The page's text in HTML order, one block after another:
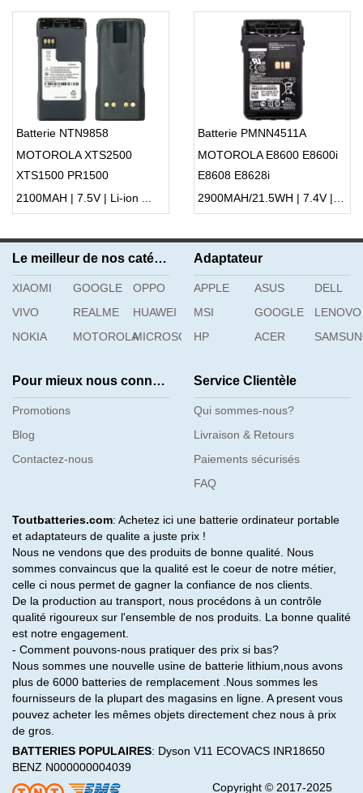
Batterie NTN9858
MOTOROLA XTS2500
XTS1500 PR1500
2100MAH | 7.5V | Li-ion ...
Batterie PMNN4511A
MOTOROLA E8600 E8600i
E8608 E8628i
2900MAH/21.5WH | 7.4V | Li-ion ...
Le meilleur de nos catégories
XIAOMI GOOGLE
OPPO
VIVO
REALME
HUAWEI
NOKIA
MOTOROLAMICROSOFT
Adaptateur
APPLE ASUS
DELL
MSI
GOOGLE
LENOVO
HP
ACER
Pour mieux nous connaître
Promotions
Blog
Contactez-nous
Service Clientèle
Qui sommes-nous?
Livraison & Retours
Paiements sécurisés
FAQ
Toutbatteries.com: Achetez ici une batterie ordinateur portable
et adaptateurs de qualite a juste prix !
Nous ne vendons que des produits de bonne qualité. Nous
sommes convaincus que la qualité est le coeur de notre métier,
celle ci nous permet de gagner la confiance de nos clients.
De la production au transport, nous procédons à un contrôle
qualité rigoureux sur l'ensemble de nos produits. La bonne qualité
est notre engagement.
- Comment pouvons-nous pratiquer des prix si bas?
Nous sommes une nouvelle usine de batterie lithium,nous avons
plus de 6000 batteries de remplacement .Nous sommes les
fournisseurs de la plupart des magasins en ligne. A present vous
pouvez acheter les mêmes objets directement chez nous à prix
de gros.
BATTERIES POPULAIRES: Dyson V11 ECOVACS INR18650
BENZ N000000004039
Copyright © 2017-2025